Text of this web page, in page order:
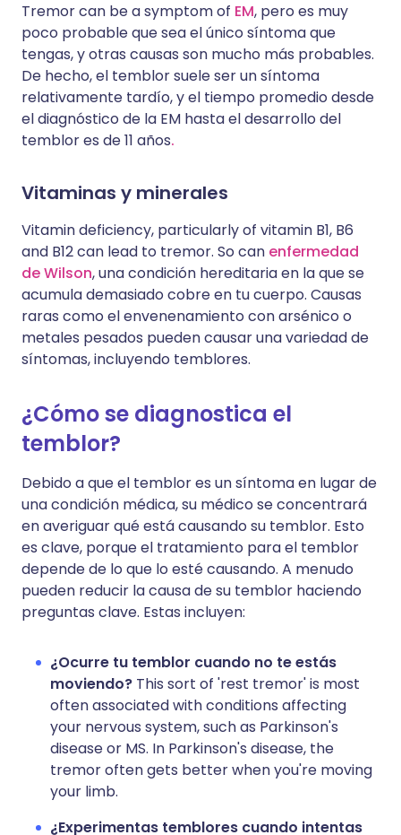
Tremor can be a symptom of EM, pero es muy
poco probable que sea el único síntoma que
tengas, y otras causas son mucho más probables.
De hecho, el temblor suele ser un síntoma
relativamente tardío, y el tiempo promedio desde
el diagnóstico de la EM hasta el desarrollo del
temblor es de 11 años.
Vitaminas y minerales
Vitamin deficiency, particularly of vitamin B1, B6
and B12 can lead to tremor. So can enfermedad
de Wilson, una condición hereditaria en la que se
acumula demasiado cobre en tu cuerpo. Causas
raras como el envenenamiento con arsénico o
metales pesados pueden causar una variedad de
síntomas, incluyendo temblores.
¿Cómo se diagnostica el
temblor?
Debido a que el temblor es un síntoma en lugar de
una condición médica, su médico se concentrará
en averiguar qué está causando su temblor. Esto
es clave, porque el tratamiento para el temblor
depende de lo que lo esté causando. A menudo
pueden reducir la causa de su temblor haciendo
preguntas clave. Estas incluyen:
¿Ocurre tu temblor cuando no te estás
moviendo? This sort of 'rest tremor' is most
often associated with conditions affecting
your nervous system, such as Parkinson's
disease or MS. In Parkinson's disease, the
tremor often gets better when you're moving
your limb.
¿Experimentas temblores cuando intentas